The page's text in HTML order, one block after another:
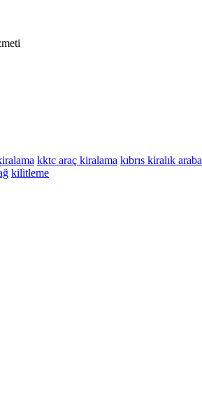
kktc araç kiralama kıbrıs kiralık araba
kilitleme